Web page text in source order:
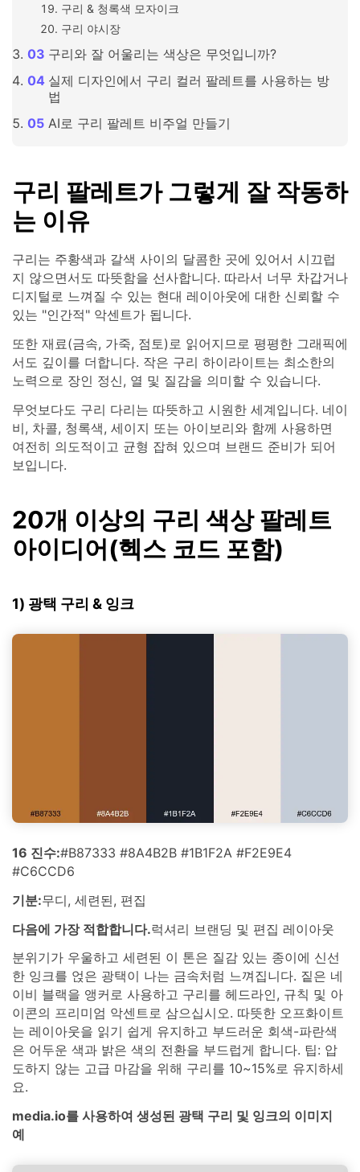
구리 & 청록색 모자이크
구리 야시장
구리와 잘 어울리는 색상은 무엇입니까?
실제 디자인에서 구리 컬러 팔레트를 사용하는 방
법
AI로 구리 팔레트 비주얼 만들기
구리 팔레트가 그렇게 잘 작동하
는 이유
구리는 주황색과 갈색 사이의 달콤한 곳에 있어서 시끄럽
지 않으면서도 따뜻함을 선사합니다. 따라서 너무 차갑거나
디지털로 느껴질 수 있는 현대 레이아웃에 대한 신뢰할 수
있는 "인간적" 악센트가 됩니다.
또한 재료(금속, 가죽, 점토)로 읽어지므로 평평한 그래픽에
서도 깊이를 더합니다. 작은 구리 하이라이트는 최소한의
노력으로 장인 정신, 열 및 질감을 의미할 수 있습니다.
무엇보다도 구리 다리는 따뜻하고 시원한 세계입니다. 네이
비, 차콜, 청록색, 세이지 또는 아이보리와 함께 사용하면
여전히 의도적이고 균형 잡혀 있으며 브랜드 준비가 되어
보입니다.
20개 이상의 구리 색상 팔레트
아이디어(헥스 코드 포함)
1) 광택 구리 & 잉크
16 진수:#B87333 #8A4B2B #1B1F2A #F2E9E4
#C6CCD6
기분:무디, 세련된, 편집
다음에 가장 적합합니다.럭셔리 브랜딩 및 편집 레이아웃
분위기가 우울하고 세련된 이 톤은 질감 있는 종이에 신선
한 잉크를 얹은 광택이 나는 금속처럼 느껴집니다. 짙은 네
이비 블랙을 앵커로 사용하고 구리를 헤드라인, 규칙 및 아
이콘의 프리미엄 악센트로 삼으십시오. 따뜻한 오프화이트
는 레이아웃을 읽기 쉽게 유지하고 부드러운 회색-파란색
은 어두운 색과 밝은 색의 전환을 부드럽게 합니다. 팁: 압
도하지 않는 고급 마감을 위해 구리를 10~15%로 유지하세
요.
media.io를 사용하여 생성된 광택 구리 및 잉크의 이미지
예